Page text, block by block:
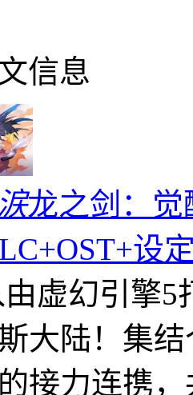
信息
龙之剑：觉
设
虚幻引擎
大陆！集
接力连携